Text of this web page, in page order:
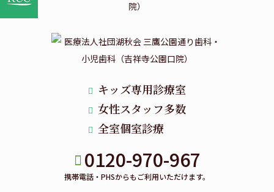
キッズ専用診療室
女性スタッフ多数
全室個室診療
0120-970-967
携帯電話・PHSからもご利用いただけます。